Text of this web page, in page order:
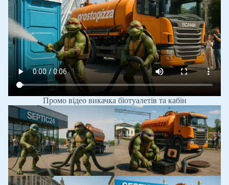
Промо відео викачка біотуалетів та кабін